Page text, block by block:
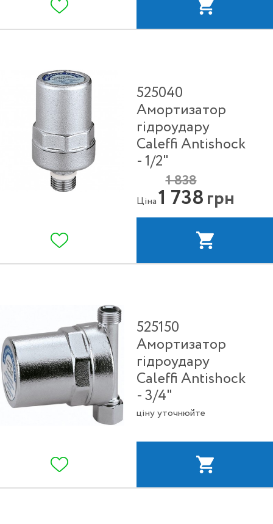
525040
Амортизатор
гідроудару
Caleffi Antishock
- 1/2"
Ціна
1 838
1 738грн
525150
Амортизатор
гідроудару
Caleffi Antishock
- 3/4"
ціну уточнюйте